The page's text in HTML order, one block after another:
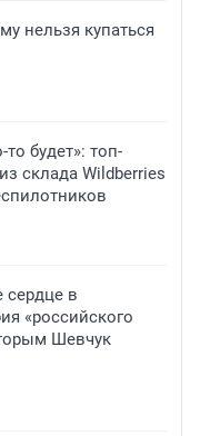
нельзя купаться
будет»: топ-
склада Wildberries
сердце в
«российского
Шевчук